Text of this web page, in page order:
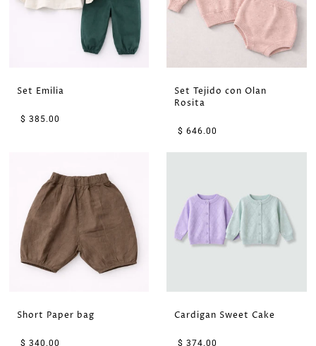
Set Emilia
$ 385.00
Set Tejido con Olan
Rosita
$ 646.00
Short Paper bag
$ 340.00
Cardigan Sweet Cake
$ 374.00